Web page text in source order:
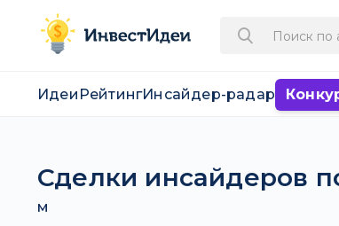
Идеи РейтингИнсайдер-радар
Сделки инсайдеров
M